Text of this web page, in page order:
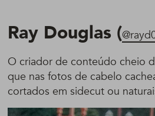
Ray Douglas (
O criador de conteúdo cheio
que nas fotos de cabelo
cortados em sidecut ou